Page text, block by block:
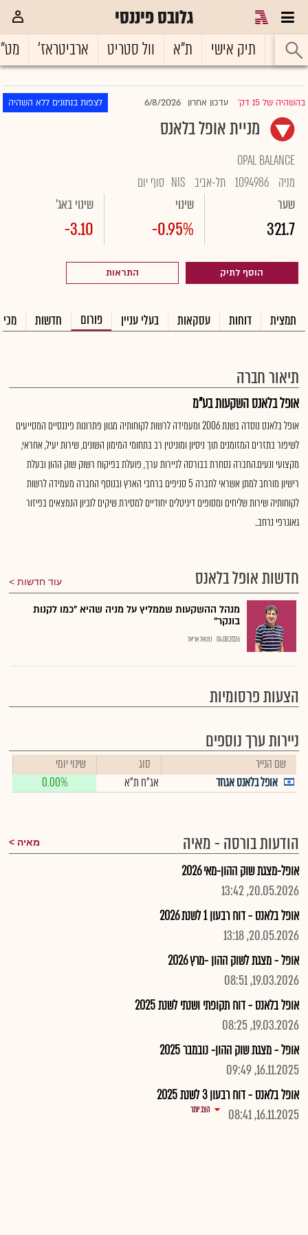
גלובס פיננסי
ראשי תיק אישי ת"א וול סטריט ארביטראז'
בהשהיה של 15 דק' |עדכון אחרון 6/8/2026 לצפות בנתונים ללא השהיה
מניית אופל בלאנס
OPAL BALANCE
מניה 1094986 תל-אביב NIS סוף יום
שער
321.7
שינוי
-0.95%
שינוי באג'
-3.10
הוסף לתיק התראות
תמצית דוחות עסקאות בעלי עניין פורום חדשות
תיאור חברה
אופל בלאנס השקעות בע"מ
אופל בלאנס נוסדה בשנת 2006 ומעמידה לרשות לקוחותיה מגוון פתרונות פיננסיים המסייעים
לשיפור בתזרים המזומנים תוך ניסיון ומוניטין רב בתחומי המימון השונים, שירות יעיל, אחראי,
מקצועי ונעים.החברה נסחרת בבורסה לניירות ערך, פועלת בפיקוח רשוק שוק ההון ובעלת
רישיון מורחב למתן אשראי לחברה 5 סניפים ברחבי הארץ ובנוסף החברה מעמידה לרשות
לקוחותיה שירות שליחים ומסופים דיגיטלים יחודיים למסירת שיקים לנכיון הנמצאים בפיזור
גאוגרפי נרחב..
חדשות אופל בלאנס עוד חדשות
מנהל ההשקעות שממליץ על מניה שהיא "כמו לקנות
בונקר"
04.08.2026 נתנאל אריאל
הצעות פרסומיות
ניירות ערך נוספים
שם הנייר סוג
שינוי יומי
אופל בלאנס אגחד
אג"ח ת"א 0.00%
הודעות בורסה - מאיה מאיה
אופל-מצגת שוק ההון-מאי 2026
20.05.2026, 13:42
אופל בלאנס - דוח רבעון 1 לשנת 2026
20.05.2026, 13:18
אופל - מצגת לשוק ההון -מרץ 2026
19.03.2026, 08:51
אופל בלאנס - דוח תקופתי ושנתי לשנת 2025
19.03.2026, 08:25
אופל - מצגת שוק ההון- נובמבר 2025
16.11.2025, 09:49
אופל בלאנס - דוח רבעון 3 לשנת 2025
16.11.2025, 08:41
הצג יותר